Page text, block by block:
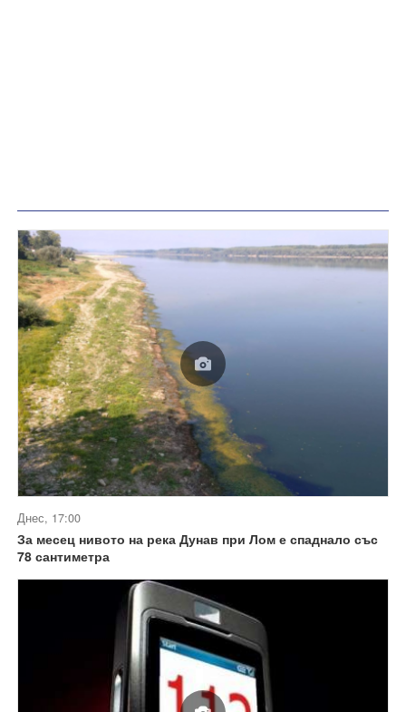
Днес, 17:00
За месец нивото на река Дунав при Лом е спаднало със
78 сантиметра